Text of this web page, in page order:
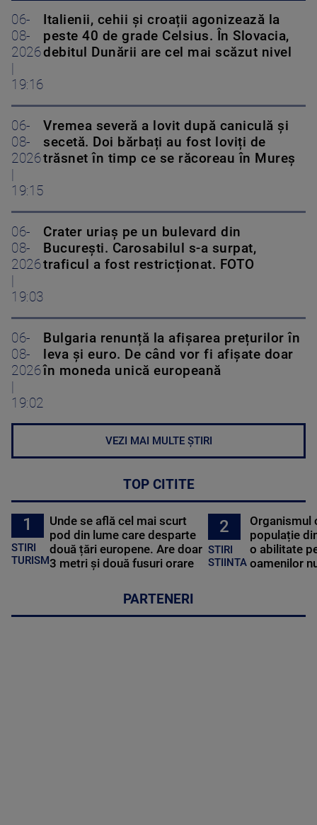
06-
08-
2026
19:16
Italienii, cehii și croații agonizează la
peste 40 de grade Celsius. În Slovacia,
debitul Dunării are cel mai scăzut nivel
06-
08-
2026
19:15
Vremea severă a lovit după caniculă și
secetă. Doi bărbați au fost loviți de
trăsnet în timp ce se răcoreau în Mureș
06-
08-
2026
19:03
Crater uriaș pe un bulevard din
București. Carosabilul s-a surpat,
traficul a fost restricționat. FOTO
06-
08-
2026
19:02
Bulgaria renunță la afișarea prețurilor în
leva și euro. De când vor fi afișate doar
în moneda unică europeană
VEZI MAI MULTE ȘTIRI
TOP CITITE
1
STIRI
TURISM
Unde se află cel mai scurt
pod din lume care desparte
două țări europene. Are doar
3 metri și două fusuri orare
2
STIRI
STIINTA
Organismul
populație
o abilitate
oamenilor
PARTENERI